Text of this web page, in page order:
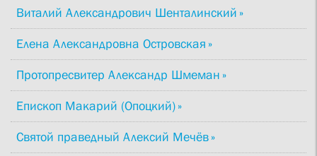
Виталий Александрович Шенталинский
Елена Александровна Островская
Протопресвитер Александр Шмеман
Епископ Макарий (Опоцкий)
Святой праведный Алексий Мечёв